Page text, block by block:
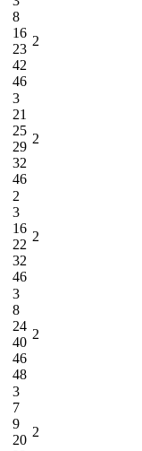
8
16
23
42
46
2
3
21
25
29
32
46
2
2
3
16
22
32
46
2
3
8
24
40
46
48
2
3
7
9
20
2